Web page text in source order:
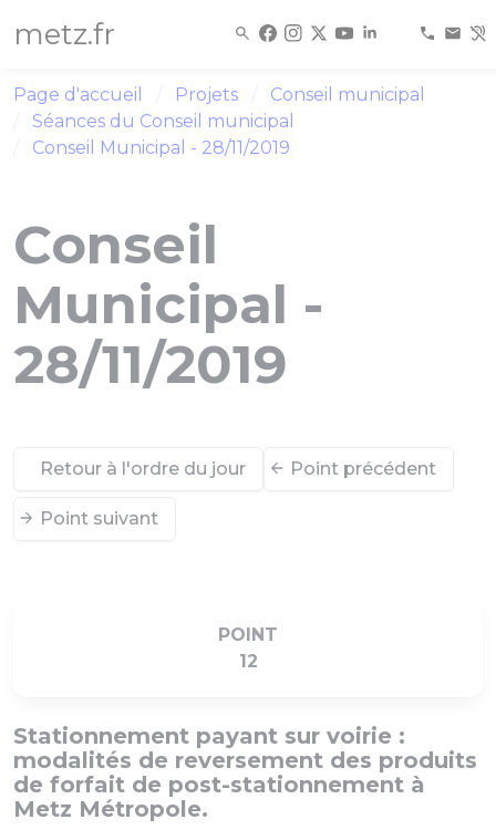
metz.fr
Page d'accueil Projets
Conseil municipal
Séances du Conseil municipal
Conseil Municipal - 28/11/2019
Conseil
Municipal -
28/11/2019
Retour à l'ordre du jour Point précédent
Point suivant
POINT
12
Stationnement payant sur voirie :
modalités de reversement des produits
de forfait de post-stationnement à
Metz Métropole.